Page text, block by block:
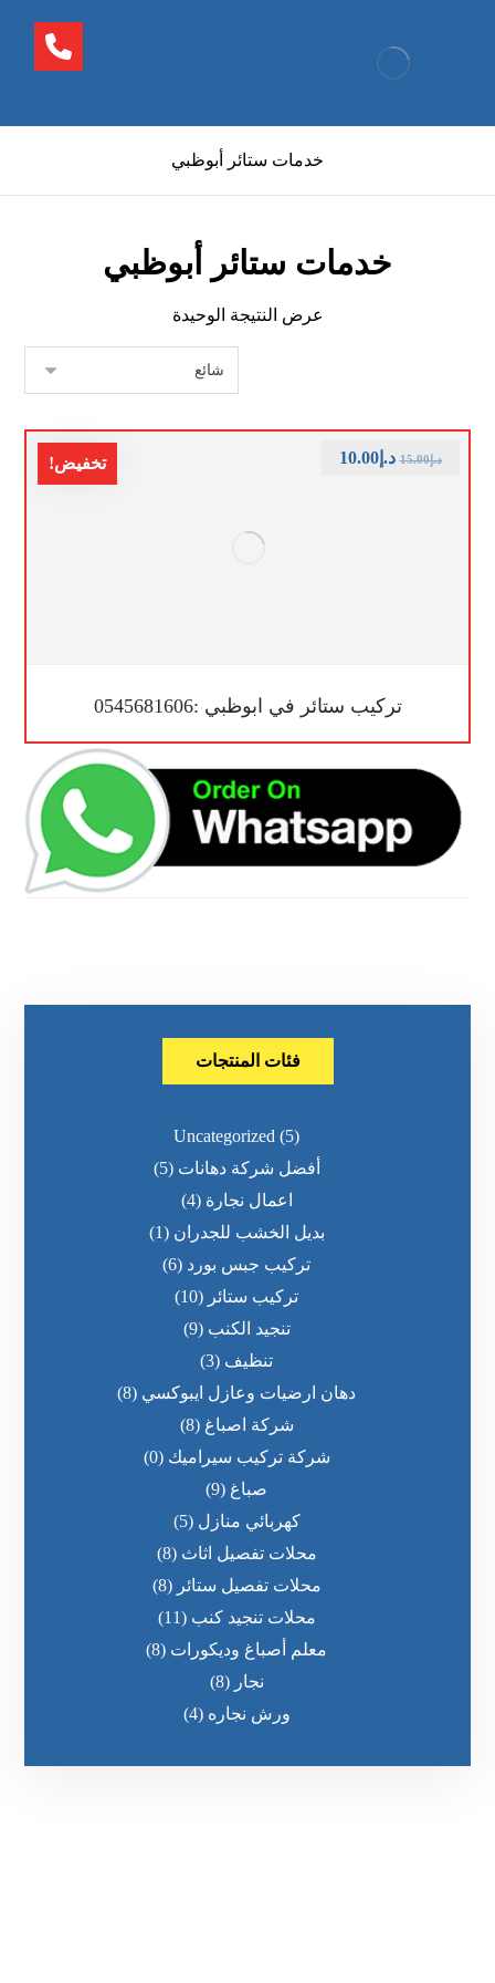
خدمات ستائر أبوظبي
خدمات ستائر أبوظبي
عرض النتيجة الوحيدة
تخفيض!
تركيب ستائر في ابوظبي :0545681606
د.إ15.00 د.إ10.00
فئات المنتجات
Uncategorized (5)
أفضل شركة دهانات (5)
اعمال نجارة (4)
بديل الخشب للجدران (1)
تركيب جبس بورد (6)
تركيب ستائر (10)
تنجيد الكنب (9)
تنظيف (3)
دهان ارضيات وعازل ايبوكسي (8)
شركة اصباغ (8)
شركة تركيب سيراميك (0)
صباغ (9)
كهربائي منازل (5)
محلات تفصيل اثاث (8)
محلات تفصيل ستائر (8)
محلات تنجيد كنب (11)
معلم أصباغ وديكورات (8)
نجار (8)
ورش نجاره (4)